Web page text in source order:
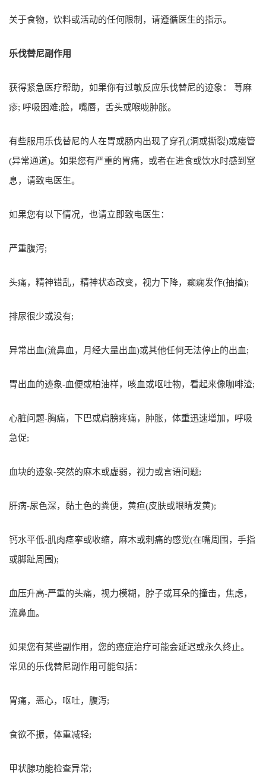
关于食物，饮料或活动的任何限制，请遵循医生的指示。
乐伐替尼副作用
获得紧急医疗帮助，如果你有过敏反应乐伐替尼的迹象： 荨麻
疹; 呼吸困难;脸，嘴唇，舌头或喉咙肿胀。
有些服用乐伐替尼的人在胃或肠内出现了穿孔(洞或撕裂)或瘘管
(异常通道)。如果您有严重的胃痛，或者在进食或饮水时感到窒
息，请致电医生。
如果您有以下情况，也请立即致电医生：
严重腹泻;
头痛，精神错乱，精神状态改变，视力下降，癫痫发作(抽搐);
排尿很少或没有;
异常出血(流鼻血，月经大量出血)或其他任何无法停止的出血;
胃出血的迹象-血便或柏油样，咳血或呕吐物，看起来像咖啡渣;
心脏问题-胸痛，下巴或肩膀疼痛，肿胀，体重迅速增加，呼吸
急促;
血块的迹象-突然的麻木或虚弱，视力或言语问题;
肝病-尿色深，黏土色的粪便，黄疸(皮肤或眼睛发黄);
钙水平低-肌肉痉挛或收缩，麻木或刺痛的感觉(在嘴周围，手指
或脚趾周围);
血压升高-严重的头痛，视力模糊，脖子或耳朵的撞击，焦虑，
流鼻血。
如果您有某些副作用，您的癌症治疗可能会延迟或永久终止。
常见的乐伐替尼副作用可能包括：
胃痛，恶心，呕吐，腹泻;
食欲不振，体重减轻;
甲状腺功能检查异常;